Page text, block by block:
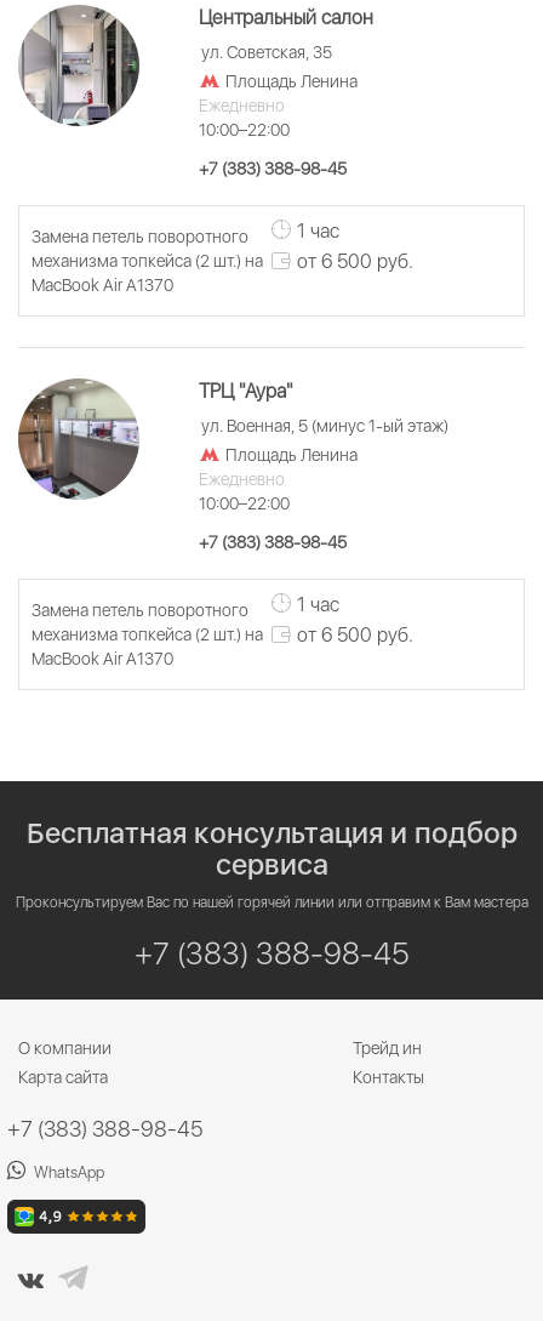
Центральный салон
ул. Советская, 35
Площадь Ленина
Ежедневно
10:00–22:00
+7 (383) 388-98-45
Замена петель поворотного
механизма топкейса (2 шт.) на
MacBook Air A1370
1 час
от 6 500 руб.
ТРЦ "Аура"
ул. Военная, 5 (минус 1-ый этаж)
Площадь Ленина
Ежедневно
10:00–22:00
+7 (383) 388-98-45
Замена петель поворотного
механизма топкейса (2 шт.) на
MacBook Air A1370
1 час
от 6 500 руб.
Бесплатная консультация и подбор
сервиса
Проконсультируем Вас по нашей горячей линии или отправим к Вам мастера
+7 (383) 388-98-45
О компании
Трейд ин
Карта сайта
Контакты
+7 (383) 388-98-45
WhatsApp